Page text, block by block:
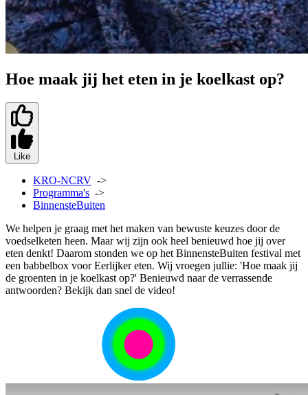
Hoe maak jij het eten in je koelkast op?
Like
KRO-NCRV ->
Programma's ->
BinnensteBuiten
We helpen je graag met het maken van bewuste keuzes door de
voedselketen heen. Maar wij zijn ook heel benieuwd hoe jij over
eten denkt! Daarom stonden we op het BinnensteBuiten festival met
een babbelbox voor Eerlijker eten. Wij vroegen jullie: 'Hoe maak jij
de groenten in je koelkast op?' Benieuwd naar de verrassende
antwoorden? Bekijk dan snel de video!